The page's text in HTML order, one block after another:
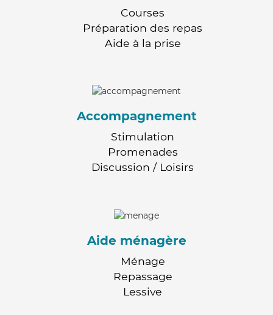
Courses
Préparation des repas
Aide à la prise
Accompagnement
Stimulation
Promenades
Discussion / Loisirs
Aide ménagère
Ménage
Repassage
Lessive